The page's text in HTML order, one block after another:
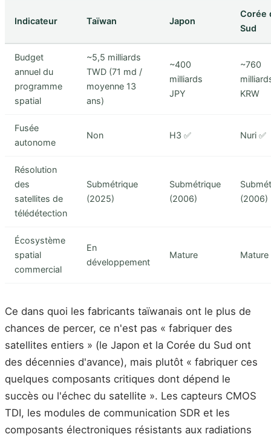
Indicateur Taïwan Japon
Corée
Sud
Budget
annuel du
programme
spatial
~5,5 milliards
TWD (71 md /
moyenne 13
ans)
~400
milliards
JPY
~760
KRW
Fusée
autonome
Non H3 ✅ Nuri ✅
Résolution
des
satellites de
télédétection
Submétrique
(2025)
Submétrique
(2006)
(2006)
Écosystème
spatial
commercial
En
développement
Mature Mature
Ce dans quoi les fabricants taïwanais ont le plus de
chances de percer, ce n'est pas « fabriquer des
satellites entiers » (le Japon et la Corée du Sud ont
des décennies d'avance), mais plutôt « fabriquer ces
quelques composants critiques dont dépend le
succès ou l'échec du satellite ». Les capteurs CMOS
TDI, les modules de communication SDR et les
composants électroniques résistants aux radiations